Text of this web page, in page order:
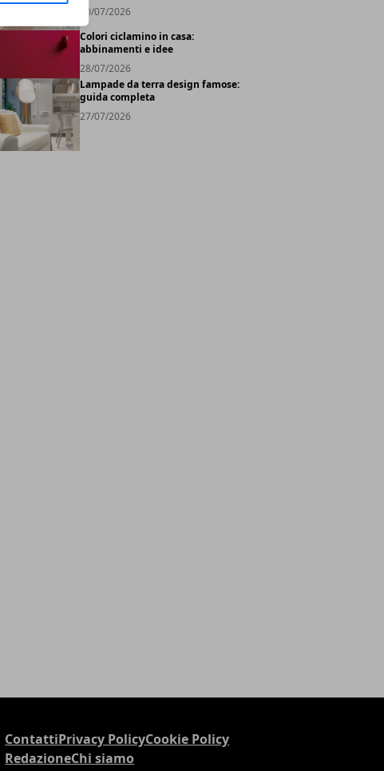
30/07/2026
Colori ciclamino in casa:
abbinamenti e idee
28/07/2026
Lampade da terra design famose:
guida completa
27/07/2026
ContattiPrivacy PolicyCookie Policy
RedazioneChi siamo